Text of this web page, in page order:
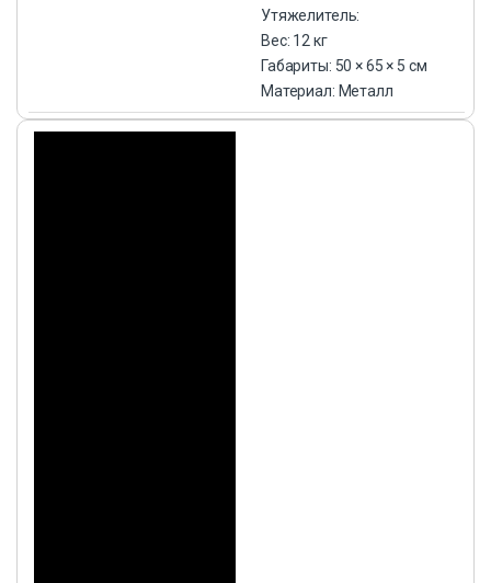
Утяжелитель:
Вес: 12 кг
Габариты: 50 × 65 × 5 см
Материал: Металл